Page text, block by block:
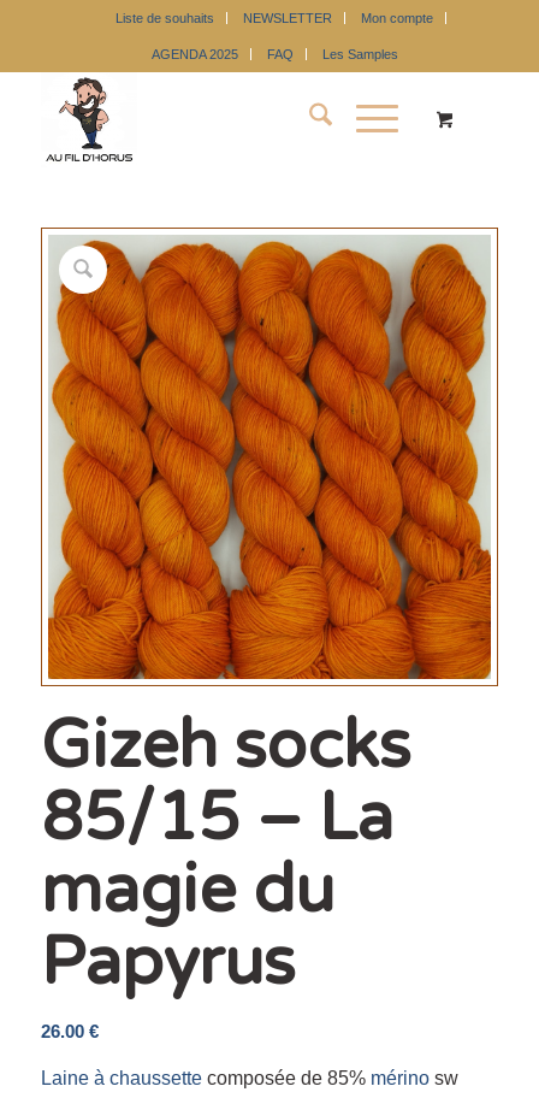
Liste de souhaits NEWSLETTER Mon compte
AGENDA 2025 FAQ Les Samples
Gizeh socks
85/15 – La
magie du
Papyrus
26.00 €
Laine à chaussettecomposée de 85% mérinosw